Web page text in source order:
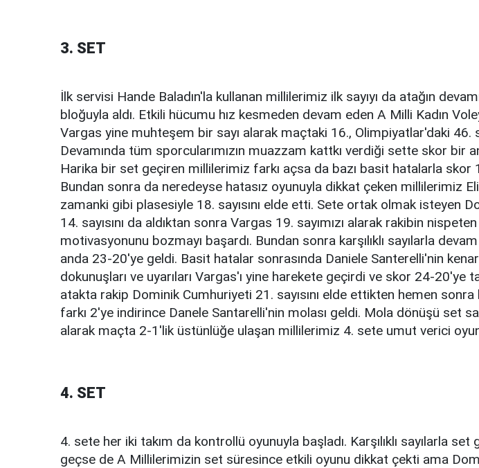
3. SET
İlk servisi Hande Baladın'la kullanan millilerimiz ilk sayıyı da atağın
bloğuyla aldı. Etkili hücumu hız kesmeden devam eden A Milli Kadın
Vargas yine muhteşem bir sayı alarak maçtaki 16., Olimpiyatlar'daki 46.
Devamında tüm sporcularımızın muazzam kattkı verdiği sette skor bir
Harika bir set geçiren millilerimiz farkı açsa da bazı basit hatalarla skor
Bundan sonra da neredeyse hatasız oyunuyla dikkat çeken millilerimiz
zamanki gibi plasesiyle 18. sayısını elde etti. Sete ortak olmak isteyen
14. sayısını da aldıktan sonra Vargas 19. sayımızı alarak rakibin
motivasyonunu bozmayı başardı. Bundan sonra karşılıklı sayılarla
anda 23-20'ye geldi. Basit hatalar sonrasında Daniele Santerelli'nin
dokunuşları ve uyarıları Vargas'ı yine harekete geçirdi ve skor 24-20'ye
atakta rakip Dominik Cumhuriyeti 21. sayısını elde ettikten hemen sonra
farkı 2'ye indirince Danele Santarelli'nin molası geldi. Mola dönüşü set
alarak maçta 2-1'lik üstünlüğe ulaşan millilerimiz 4. sete umut verici
4. SET
4. sete her iki takım da kontrollü oyunuyla başladı. Karşılıklı sayılarla
geçse de A Millilerimizin set süresince etkili oyunu dikkat çekti ama